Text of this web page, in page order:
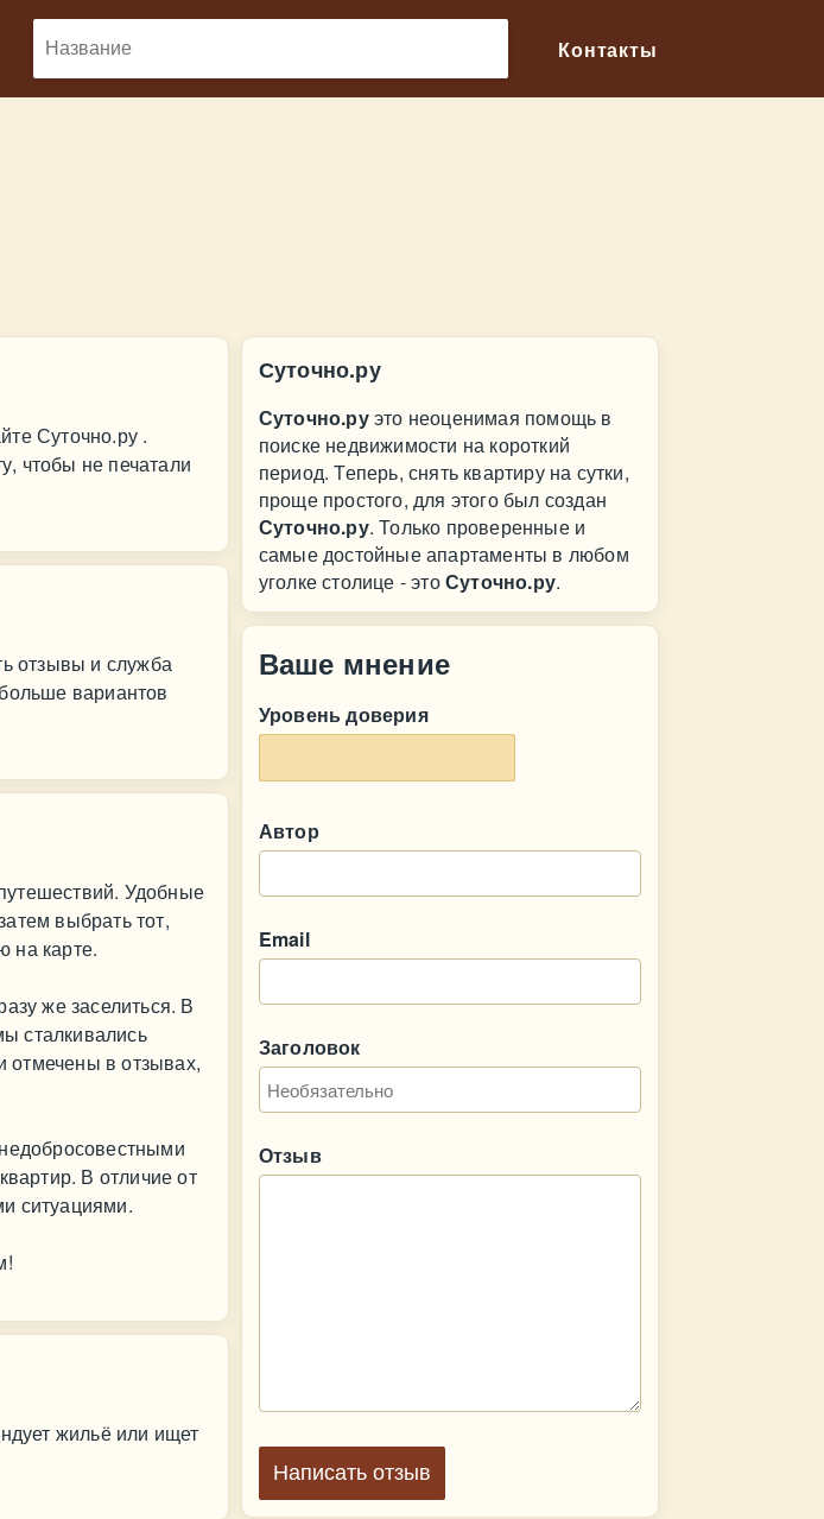
Контакты
Суточно.ру .
чтобы не печатали
отзывы и служба
вариантов
Удобные
выбрать тот,
на карте.
же заселиться. В
сталкивались
отмечены в отзывах,
В отличие от
ситуациями.
жильё или ищет
Суточно.ру
Суточно.руэто неоценимая помощь в
поиске недвижимости на короткий
период. Теперь, снять квартиру на сутки,
проще простого, для этого был создан
Суточно.ру. Только проверенные и
самые достойные апартаменты в любом
уголке столице - этоСуточно.ру.
Ваше мнение
Уровень доверия
Автор
Email
Заголовок
Отзыв
Написать отзыв